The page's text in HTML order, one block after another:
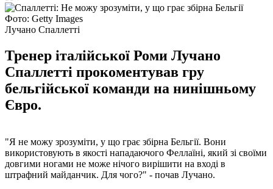
Фото: Getty Images
Лучано Спаллетті
Тренер італійської Роми Лучано
Спаллетті прокоментував гру
бельгійської команди на нинішньому
Євро.
"Я не можу зрозуміти, у що грає збірна Бельгії. Вони
використовують в якості нападаючого Феллаїні, який зі своїми
довгими ногами не може нічого вирішити на вході в
штрафний майданчик. Для чого?" - почав Лучано.